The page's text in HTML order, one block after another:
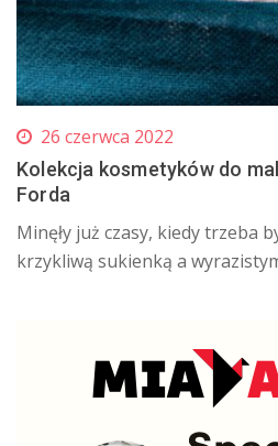
26 czerwca 2022
Kolekcja kosmetyków do
Forda
Minęły już czasy, kiedy trzeba
krzykliwą sukienką a